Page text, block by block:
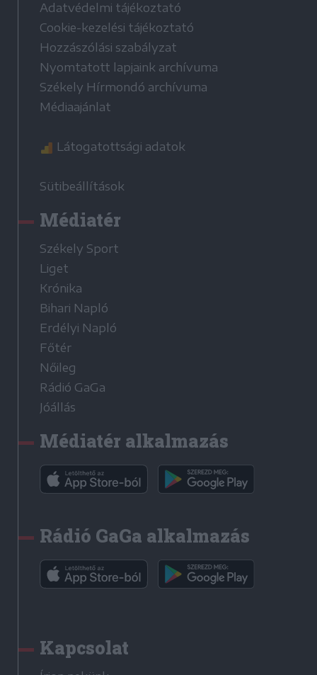
Adatvédelmi tájékoztató
Cookie-kezelési tájékoztató
Hozzászólási szabályzat
Nyomtatott lapjaink archívuma
Székely Hírmondó archívuma
Médiaajánlat
Látogatottsági adatok
Sütibeállítások
Médiatér
Székely Sport
Liget
Krónika
Bihari Napló
Erdélyi Napló
Főtér
Nőileg
Rádió GaGa
Jóállás
Médiatér alkalmazás
Rádió GaGa alkalmazás
Kapcsolat